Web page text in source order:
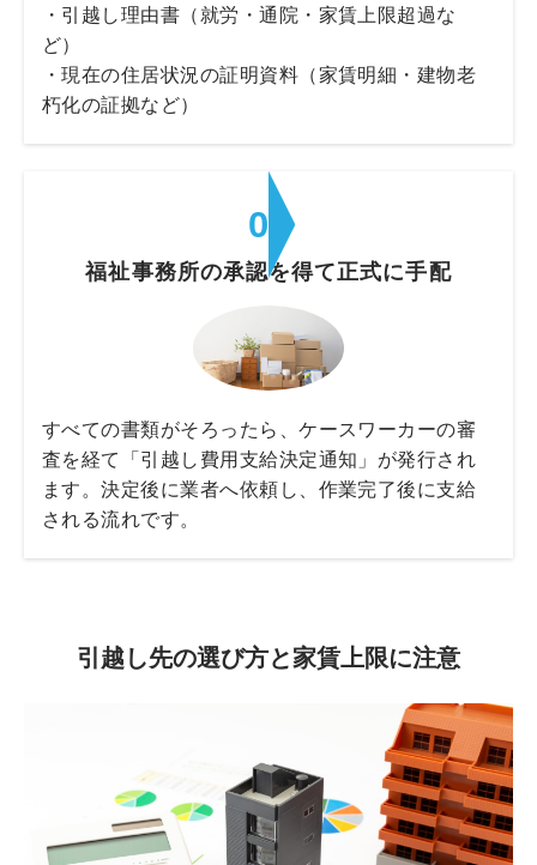
・引越し理由書（就労・通院・家賃上限超過な
ど）
・現在の住居状況の証明資料（家賃明細・建物老
朽化の証拠など）
03
福祉事務所の承認を得て正式に手配
すべての書類がそろったら、ケースワーカーの審
査を経て「引越し費用支給決定通知」が発行され
ます。決定後に業者へ依頼し、作業完了後に支給
される流れです。
引越し先の選び方と家賃上限に注意